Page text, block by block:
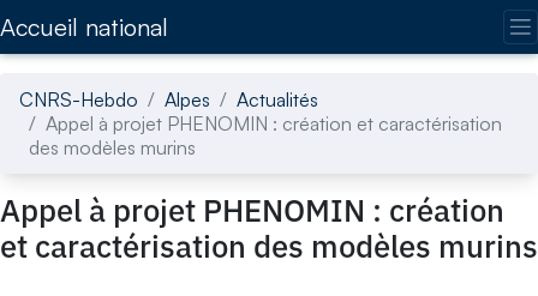
Accueil national
CNRS-Hebdo Alpes
Actualités
Appel à projet PHENOMIN : création et caractérisation
des modèles murins
Appel à projet PHENOMIN : création
et caractérisation des modèles murins